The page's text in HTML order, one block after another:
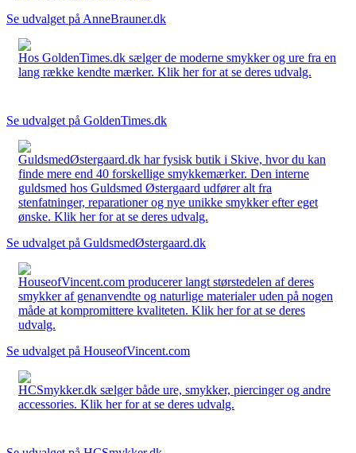
Se udvalget på AnneBrauner.dk
Hos GoldenTimes.dk sælger de moderne smykker og ure fra en
lang række kendte mærker. Klik her for at se deres udvalg.
Se udvalget på GoldenTimes.dk
GuldsmedØstergaard.dk har fysisk butik i Skive, hvor du kan
finde mere end 40 forskellige smykkemærker. Den interne
guldsmed hos Guldsmed Østergaard udfører alt fra
stenfatninger, reparationer og nye unikke smykker efter eget
ønske. Klik her for at se deres udvalg.
Se udvalget på GuldsmedØstergaard.dk
HouseofVincent.com producerer langt størstedelen af deres
smykker af genanvendte og naturlige materialer uden på nogen
måde at kompromittere kvaliteten. Klik her for at se deres
udvalg.
Se udvalget på HouseofVincent.com
HCSmykker.dk sælger både ure, smykker, piercinger og andre
accessories. Klik her for at se deres udvalg.